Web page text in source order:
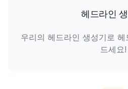
헤드라인
우리의 헤드라인 생성기로
드세요!